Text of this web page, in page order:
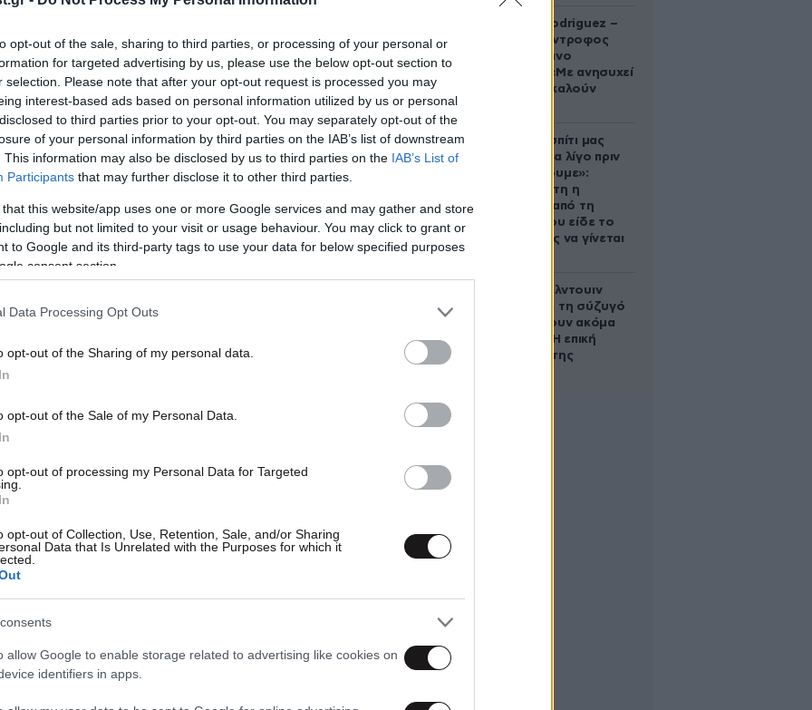
opt-out of the sale, sharing to third parties, or processing of your personal or
for targeted advertising by us, please use the below opt-out section to
selection. Please note that after your opt-out request is processed you may
interest-based ads based on personal information utilized by us or personal
to third parties prior to your opt-out. You may separately opt-out of the
of your personal information by third parties on the IAB’s list of downstream
This information may also be disclosed by us to third parties on the IAB’s List of
Participants that may further disclose it to other third parties.
that this website/app uses one or more Google services and may gather and store
but not limited to your visit or usage behaviour. You may click to grant or
to Google and its third-party tags to use your data for below specified purposes
consent section.
Data Processing Opt Outs
opt-out of the Sharing of my personal data.
opt-out of the Sale of my Personal Data.
opt-out of processing my Personal Data for Targeted
opt-out of Collection, Use, Retention, Sale, and/or Sharing
Data that Is Unrelated with the Purposes for which it
allow Google to enable storage related to advertising like cookies on
identifiers in apps.
και γίνω γνωστή, ήμουν περίπου 12-13
δω έναν πολύ αγαπημένο μου ηθοποιό, που
μαμά μου ότι θέλω να πάω να βγάλω
με γείωσε με τον χειρότερο τρόπο. Μου
εδώ
να φωτογραφηθούμε. Ούτε καν».
Νίκο Οικονομόπουλο: «Αντιπαθώ τον Νίκο
κάποιες δηλώσεις που έχει κάνει για τις
Georgina Rodriguez –
Ξεσπά η σύντροφος
του Κριστιάνο
Ρονάλντο: «Με ανησυχεί
που με αποκαλούν
«Κάηκε το σπίτι μας
στην Ελλάδα λίγο πριν
μετακομίσουμε»:
Απαρηγόρητη η
οικογένεια από τη
Βρετανία που είδε το
όνειρο ζωής να γίνεται
Ο Άλεκ Μπάλντουιν
ζήτησε από τη σύζυγό
του να κάνουν ακόμα
ένα παιδί – Η επική
αντίδρασή της